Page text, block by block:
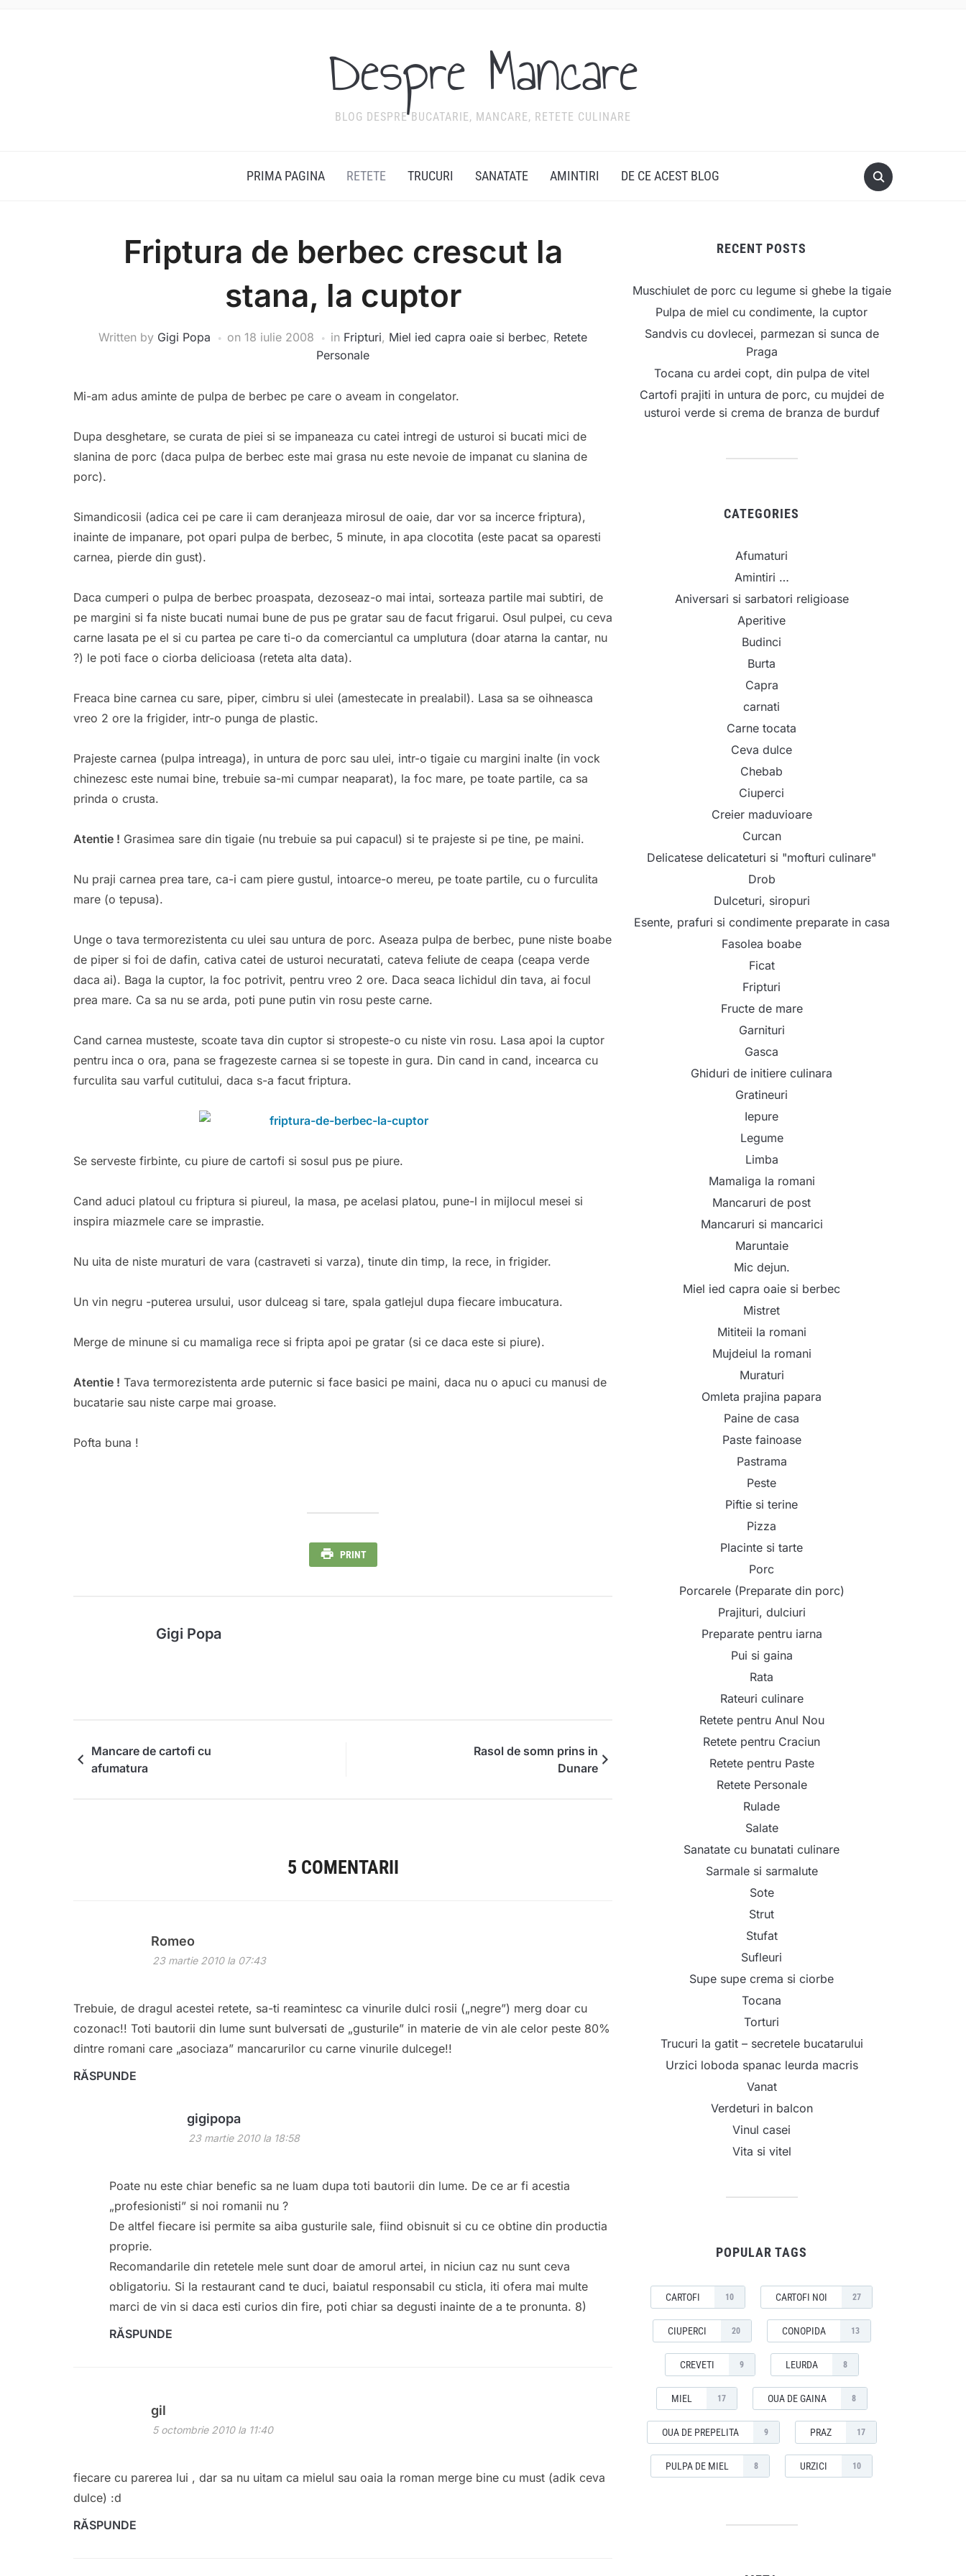
Despre Mancare
BLOG DESPRE BUCATARIE, MANCARE, RETETE CULINARE
PRIMA PAGINA RETETE TRUCURI SANATATE AMINTIRI DE CE ACEST BLOG
Friptura de berbec crescut la
stana, la cuptor
Written by Gigi Popa on 18 iulie 2008 in Fripturi, Miel ied capra oaie si berbec, Retete
Personale
Mi-am adus aminte de pulpa de berbec pe care o aveam in congelator.
Dupa desghetare, se curata de piei si se impaneaza cu catei intregi de usturoi si bucati mici de
slanina de porc (daca pulpa de berbec este mai grasa nu este nevoie de impanat cu slanina de
porc).
Simandicosii (adica cei pe care ii cam deranjeaza mirosul de oaie, dar vor sa incerce friptura),
inainte de impanare, pot opari pulpa de berbec, 5 minute, in apa clocotita (este pacat sa oparesti
carnea, pierde din gust).
Daca cumperi o pulpa de berbec proaspata, dezoseaz-o mai intai, sorteaza partile mai subtiri, de
pe margini si fa niste bucati numai bune de pus pe gratar sau de facut frigarui. Osul pulpei, cu ceva
carne lasata pe el si cu partea pe care ti-o da comerciantul ca umplutura (doar atarna la cantar, nu
?) le poti face o ciorba delicioasa (reteta alta data).
Freaca bine carnea cu sare, piper, cimbru si ulei (amestecate in prealabil). Lasa sa se oihneasca
vreo 2 ore la frigider, intr-o punga de plastic.
Prajeste carnea (pulpa intreaga), in untura de porc sau ulei, intr-o tigaie cu margini inalte (in vock
chinezesc este numai bine, trebuie sa-mi cumpar neaparat), la foc mare, pe toate partile, ca sa
prinda o crusta.
Atentie ! Grasimea sare din tigaie (nu trebuie sa pui capacul) si te prajeste si pe tine, pe maini.
Nu praji carnea prea tare, ca-i cam piere gustul, intoarce-o mereu, pe toate partile, cu o furculita
mare (o tepusa).
Unge o tava termorezistenta cu ulei sau untura de porc. Aseaza pulpa de berbec, pune niste boabe
de piper si foi de dafin, cativa catei de usturoi necuratati, cateva feliute de ceapa (ceapa verde
daca ai). Baga la cuptor, la foc potrivit, pentru vreo 2 ore. Daca seaca lichidul din tava, ai focul
prea mare. Ca sa nu se arda, poti pune putin vin rosu peste carne.
Cand carnea musteste, scoate tava din cuptor si stropeste-o cu niste vin rosu. Lasa apoi la cuptor
pentru inca o ora, pana se fragezeste carnea si se topeste in gura. Din cand in cand, incearca cu
furculita sau varful cutitului, daca s-a facut friptura.
Se serveste firbinte, cu piure de cartofi si sosul pus pe piure.
Cand aduci platoul cu friptura si piureul, la masa, pe acelasi platou, pune-l in mijlocul mesei si
inspira miazmele care se imprastie.
Nu uita de niste muraturi de vara (castraveti si varza), tinute din timp, la rece, in frigider.
Un vin negru -puterea ursului, usor dulceag si tare, spala gatlejul dupa fiecare imbucatura.
Merge de minune si cu mamaliga rece si fripta apoi pe gratar (si ce daca este si piure).
Atentie ! Tava termorezistenta arde puternic si face basici pe maini, daca nu o apuci cu manusi de
bucatarie sau niste carpe mai groase.
Pofta buna !
PRINT
Gigi Popa
Mancare de cartofi cu
afumatura
Rasol de somn prins in
Dunare
5 COMENTARII
Romeo
23 martie 2010 la 07:43
Trebuie, de dragul acestei retete, sa-ti reamintesc ca vinurile dulci rosii („negre”) merg doar cu
cozonac!! Toti bautorii din lume sunt bulversati de „gusturile” in materie de vin ale celor peste 80%
dintre romani care „asociaza” mancarurilor cu carne vinurile dulcege!!
RĂSPUNDE
gigipopa
23 martie 2010 la 18:58
Poate nu este chiar benefic sa ne luam dupa toti bautorii din lume. De ce ar fi acestia
„profesionisti” si noi romanii nu ?
De altfel fiecare isi permite sa aiba gusturile sale, fiind obisnuit si cu ce obtine din productia
proprie.
Recomandarile din retetele mele sunt doar de amorul artei, in niciun caz nu sunt ceva
obligatoriu. Si la restaurant cand te duci, baiatul responsabil cu sticla, iti ofera mai multe
marci de vin si daca esti curios din fire, poti chiar sa degusti inainte de a te pronunta. 8)
RĂSPUNDE
gil
5 octombrie 2010 la 11:40
fiecare cu parerea lui , dar sa nu uitam ca mielul sau oaia la roman merge bine cu must (adik ceva
dulce) :d
RĂSPUNDE
RECENT POSTS
Muschiulet de porc cu legume si ghebe la tigaie
Pulpa de miel cu condimente, la cuptor
Sandvis cu dovlecei, parmezan si sunca de
Praga
Tocana cu ardei copt, din pulpa de vitel
Cartofi prajiti in untura de porc, cu mujdei de
usturoi verde si crema de branza de burduf
CATEGORIES
Afumaturi
Amintiri …
Aniversari si sarbatori religioase
Aperitive
Budinci
Burta
Capra
carnati
Carne tocata
Ceva dulce
Chebab
Ciuperci
Creier maduvioare
Curcan
Delicatese delicateturi si "mofturi culinare"
Drob
Dulceturi, siropuri
Esente, prafuri si condimente preparate in casa
Fasolea boabe
Ficat
Fripturi
Fructe de mare
Garnituri
Gasca
Ghiduri de initiere culinara
Gratineuri
Iepure
Legume
Limba
Mamaliga la romani
Mancaruri de post
Mancaruri si mancarici
Maruntaie
Mic dejun.
Miel ied capra oaie si berbec
Mistret
Mititeii la romani
Mujdeiul la romani
Muraturi
Omleta prajina papara
Paine de casa
Paste fainoase
Pastrama
Peste
Piftie si terine
Pizza
Placinte si tarte
Porc
Porcarele (Preparate din porc)
Prajituri, dulciuri
Preparate pentru iarna
Pui si gaina
Rata
Rateuri culinare
Retete pentru Anul Nou
Retete pentru Craciun
Retete pentru Paste
Retete Personale
Rulade
Salate
Sanatate cu bunatati culinare
Sarmale si sarmalute
Sote
Strut
Stufat
Sufleuri
Supe supe crema si ciorbe
Tocana
Torturi
Trucuri la gatit – secretele bucatarului
Urzici loboda spanac leurda macris
Vanat
Verdeturi in balcon
Vinul casei
Vita si vitel
POPULAR TAGS
CARTOFI 10 CARTOFI NOI 27
CIUPERCI 20 CONOPIDA 13
CREVETI 9 LEURDA 8
MIEL 17 OUA DE GAINA 8
OUA DE PREPELITA 9 PRAZ 17
PULPA DE MIEL 8 URZICI 10